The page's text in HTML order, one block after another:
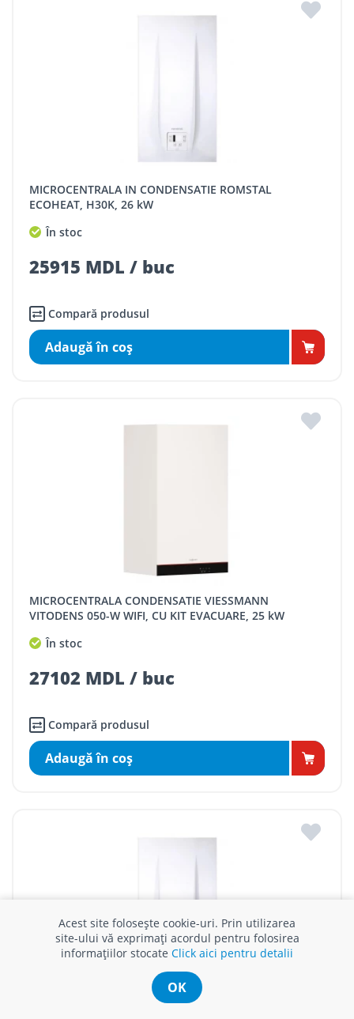
MICROCENTRALA IN CONDENSATIE ROMSTAL
ECOHEAT, H30K, 26 kW
În stoc
25915 MDL / buc
Compară produsul
Adaugă în coş
MICROCENTRALA CONDENSATIE VIESSMANN
VITODENS 050-W WIFI, CU KIT EVACUARE, 25 kW
În stoc
27102 MDL / buc
Compară produsul
Adaugă în coş
Acest site folosește cookie-uri. Prin utilizarea
site-ului vă exprimați acordul pentru folosirea
informațiilor stocate Click aici pentru detalii
OK